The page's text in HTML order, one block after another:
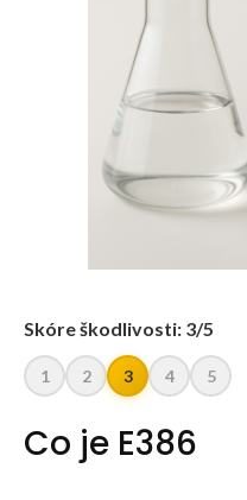
Skóre škodlivosti: 3/5
1 2 3 4 5
Co je E386